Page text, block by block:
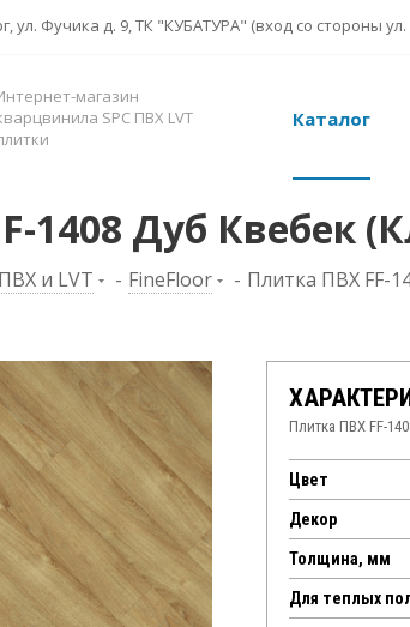
магазин
SPC ПВХ LVT
Каталог
1408 Дуб Квебек
и LVT - FineFloor - Плитка ПВХ FF-
Плитка ПВХ FF-
Цвет
Декор
Толщина, мм
Для теплых